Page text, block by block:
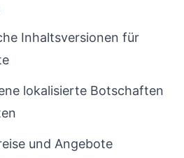
Inhaltsversionen für
lokalisierte Botschaften
und Angebote